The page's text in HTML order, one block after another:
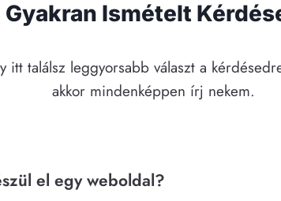
Gyakran Ismételt
itt találsz leggyorsabb választ a
akkor mindenképpen írj nekem.
el egy weboldal?